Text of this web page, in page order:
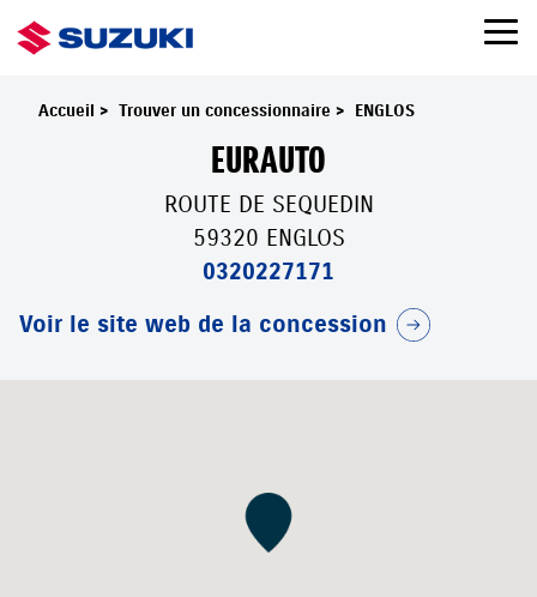
Accueil > Trouver un concessionnaire > ENGLOS
EURAUTO
ROUTE DE SEQUEDIN
59320 ENGLOS
0320227171
Voir le site web de la concession